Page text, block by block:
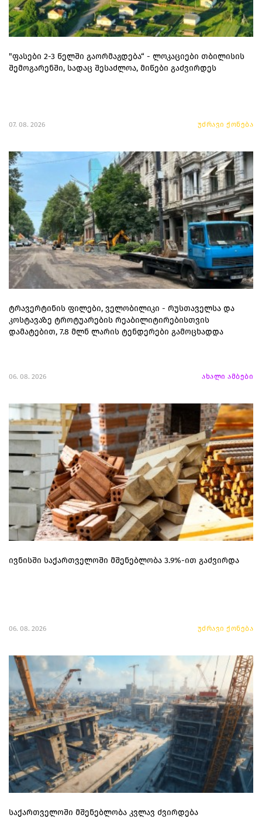
"ფასები 2-3 წელში გაორმაგდება“ - ლოკაციები თბილისის
შემოგარენში, სადაც შესაძლოა, მიწები გაძვირდეს
07. 08. 2026 უძრავი ქონება
ტრავერტინის ფილები, ველობილიკი - რუსთაველსა და
კოსტავაზე ტროტუარების რეაბილიტირებისთვის
დამატებით, 7.8 მლნ ლარის ტენდერები გამოცხადდა
06. 08. 2026 ახალი ამბები
ივნისში საქართველოში მშენებლობა 3.9%-ით გაძვირდა
06. 08. 2026 უძრავი ქონება
საქართველოში მშენებლობა კვლავ ძვირდება